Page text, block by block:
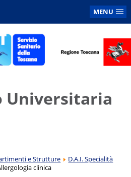
MENU
Universitaria
e Strutture
D.A.I. Specialità
clinica